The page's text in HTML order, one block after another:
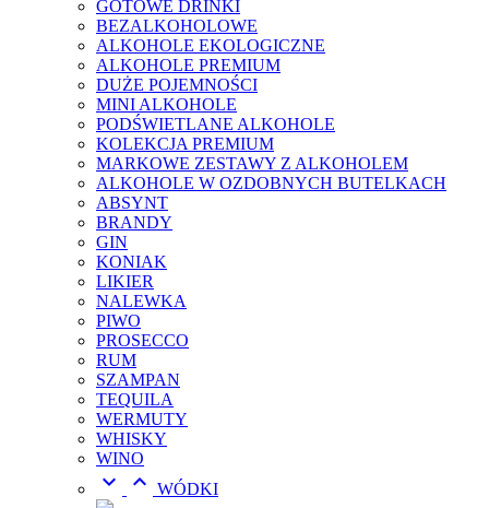
GOTOWE DRINKI
BEZALKOHOLOWE
ALKOHOLE EKOLOGICZNE
ALKOHOLE PREMIUM
DUŻE POJEMNOŚCI
MINI ALKOHOLE
PODŚWIETLANE ALKOHOLE
KOLEKCJA PREMIUM
MARKOWE ZESTAWY Z ALKOHOLEM
ALKOHOLE W OZDOBNYCH BUTELKACH
ABSYNT
BRANDY
GIN
KONIAK
LIKIER
NALEWKA
PIWO
PROSECCO
RUM
SZAMPAN
TEQUILA
WERMUTY
WHISKY
WINO
  WÓDKI